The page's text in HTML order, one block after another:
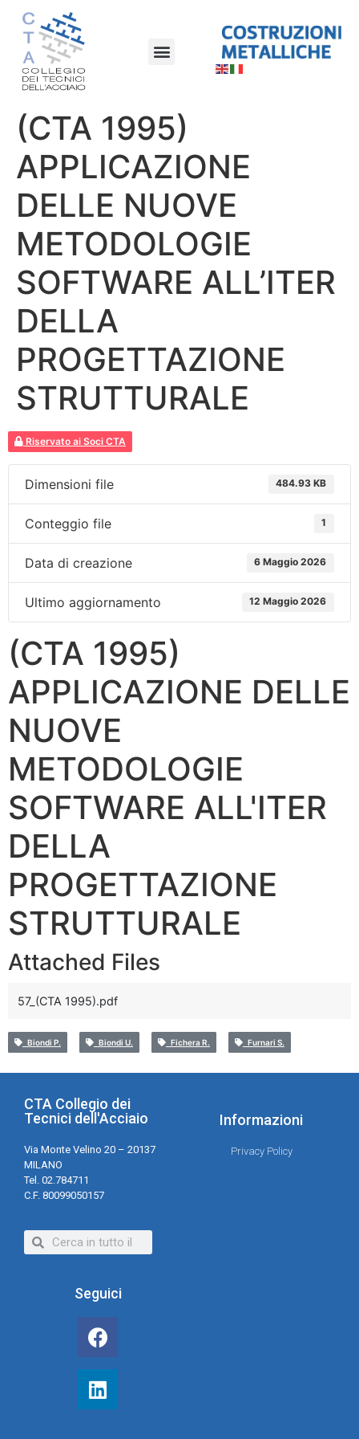
(CTA 1995)
APPLICAZIONE
DELLE NUOVE
METODOLOGIE
SOFTWARE ALL’ITER
DELLA
PROGETTAZIONE
STRUTTURALE
Riservato ai Soci CTA
Dimensioni file 484.93 KB
Conteggio file 1
Data di creazione 6 Maggio 2026
Ultimo aggiornamento 12 Maggio 2026
(CTA 1995)
APPLICAZIONE DELLE
NUOVE
METODOLOGIE
SOFTWARE ALL'ITER
DELLA
PROGETTAZIONE
STRUTTURALE
Attached Files
57_(CTA 1995).pdf
Biondi P. Biondi U. Fichera R. Furnari S.
CTA Collegio dei
Tecnici dell'Acciaio
Via Monte Velino 20 – 20137
MILANO
Tel. 02.784711
C.F. 80099050157
Informazioni
Privacy Policy
Seguici